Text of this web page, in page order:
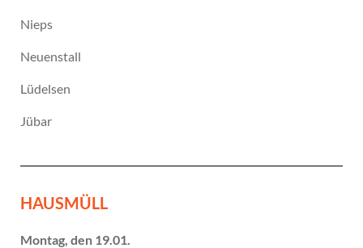
Nieps
Neuenstall
Lüdelsen
Jübar
HAUSMÜLL
Montag, den 19.01.